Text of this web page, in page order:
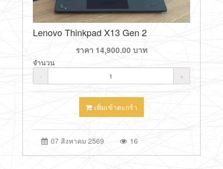
Lenovo Thinkpad X13 Gen 2
ราคา 14,900.00 บาท
จำนวน
-
+
เพิ่มเข้าตะกร้า
07 สิงหาคม 2569 16